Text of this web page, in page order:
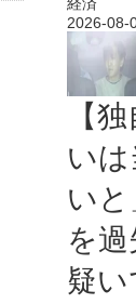
2026-08-
【
い
いと
を
疑